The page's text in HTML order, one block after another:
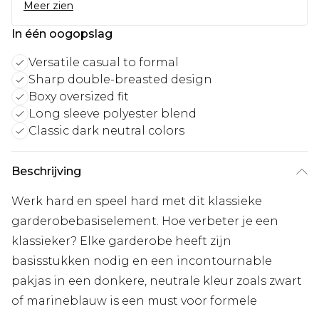
Meer zien
In één oogopslag
Versatile casual to formal
Sharp double-breasted design
Boxy oversized fit
Long sleeve polyester blend
Classic dark neutral colors
Beschrijving
Werk hard en speel hard met dit klassieke
garderobebasiselement. Hoe verbeter je een
klassieker? Elke garderobe heeft zijn
basisstukken nodig en een incontournable
pakjas in een donkere, neutrale kleur zoals zwart
of marineblauw is een must voor formele